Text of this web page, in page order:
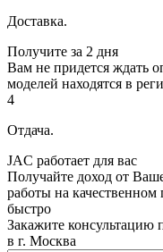
Доставка.
Получите за 2 дня
Вам не придется ждать
моделей находятся в
4
Отдача.
JAC работает для вас
Получайте доход от
работы на
быстро
Закажите консультацию
в г. Москва